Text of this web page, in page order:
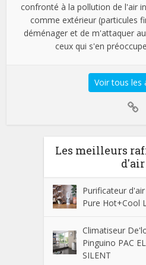
confronté à la pollution de l'air
comme extérieur (particules
déménager et de m'attaquer
ceux qui s'en
Voir tous les
Les meilleurs
d'air
Purificateur
Pure Hot+Cool
Climatiseur
Pinguino PAC
SILENT